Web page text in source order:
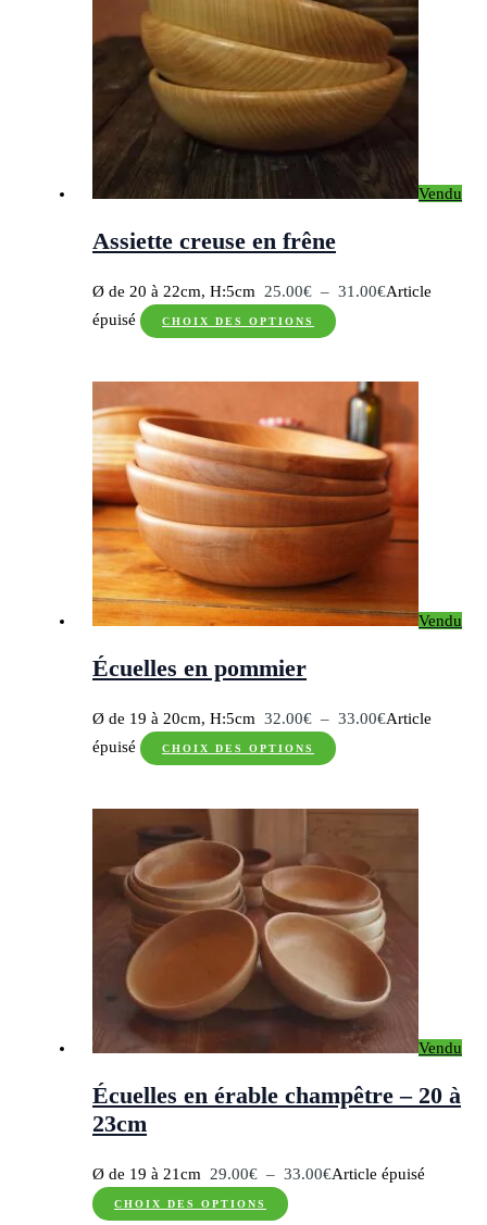
Vendu
Assiette creuse en frêne
Ø de 20 à 22cm, H:5cm 25.00€ – 31.00€Plage
Article
épuisé
CHOIX DES OPTIONS
Ce
plusieurs
variations.
Les
options
peuvent
choisies
sur
la
produit
Vendu
Écuelles en pommier
Ø de 19 à 20cm, H:5cm32.00€ – 33.00€Plage
Article
épuisé
CHOIX DES OPTIONS
Ce
variations.
options
peuvent
choisies
sur
la
page
du
Vendu
Écuelles en érable champêtre – 20 à
23cm
Ø de 19 à 21cm 29.00€ – 33.00€Plage
Article épuisé
CHOIX DES OPTIONS
Ce